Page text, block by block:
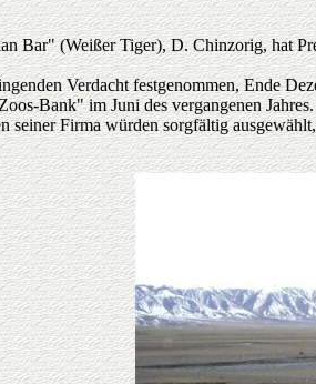
Bar" (Weißer Tiger), D. Chinzorig, hat
Verdacht festgenommen, Ende
Bank" im Juni des vergangenen Jahres.
Firma würden sorgfältig